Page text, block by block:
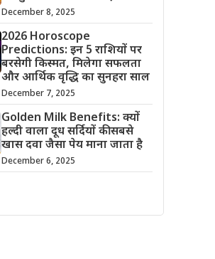
December 8, 2025
2026 Horoscope
Predictions: इन 5 राशियों पर
बरसेगी किस्मत, मिलेगा सफलता
और आर्थिक वृद्धि का सुनहरा साल
December 7, 2025
Golden Milk Benefits: क्यों
हल्दी वाला दूध सर्दियों की सबसे
खास दवा जैसा पेय माना जाता है
December 6, 2025